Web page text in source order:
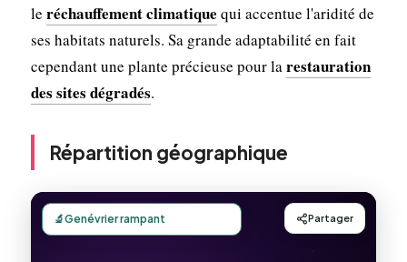
le réchauffement climatique qui accentue l'aridité de
ses habitats naturels. Sa grande adaptabilité en fait
cependant une plante précieuse pour larestauration
des sites dégradés.
Répartition géographique